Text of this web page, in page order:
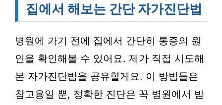
집에서 해보는 간단 자가진단법
병원에 가기 전에 집에서 간단히 통증의 원
인을 확인해볼 수 있어요. 제가 직접 시도해
본 자가진단법을 공유할게요. 이 방법들은
참고용일 뿐, 정확한 진단은 꼭 병원에서 받